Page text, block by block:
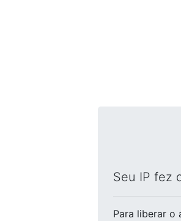
Seu IP fez
Para liberar o